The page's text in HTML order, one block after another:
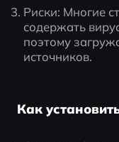
Риски: Многие
содержать
поэтому
источников.
Как